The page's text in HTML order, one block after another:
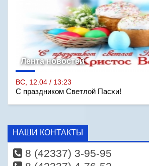
Лента новостей
ВС, 12.04 / 13:23
С праздником Светлой Пасхи!
НАШИ КОНТАКТЫ
8 (42337) 3-95-95